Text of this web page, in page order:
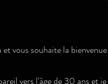
vous souhaite la
vers l'âge de 30 ans et